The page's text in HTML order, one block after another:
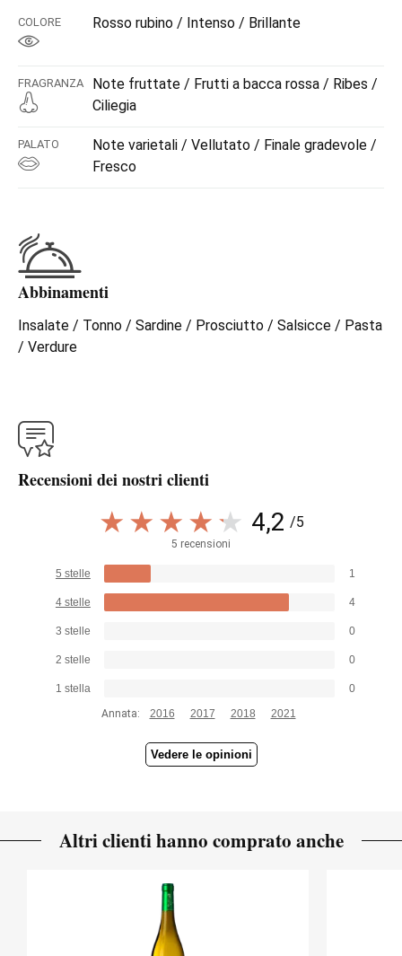
COLORE Rosso rubino / Intenso / Brillante
FRAGRANZA
Note fruttate / Frutti a bacca rossa / Ribes /
Ciliegia
PALATO
Note varietali / Vellutato / Finale gradevole /
Fresco
Abbinamenti
Insalate / Tonno / Sardine / Prosciutto / Salsicce / Pasta
/ Verdure
Recensioni dei nostri clienti
4,2 /5
5 recensioni
5 stelle 1
4 stelle 4
3 stelle 0
2 stelle 0
1 stella
0
Annata:
2016 2017 2018 2021
Vedere le opinioni
Altri clienti hanno comprato anche